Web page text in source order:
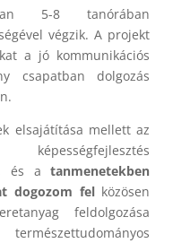
5-8 tanórában
végzik. A projekt
a jó kommunikációs
csapatban dolgozás
elsajátítása mellett az
és atanmenetekben
dogozom felközösen
feldolgozása